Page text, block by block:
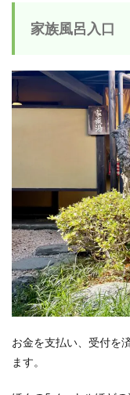
家族風呂入口
お金を支払い、受付を
ます。